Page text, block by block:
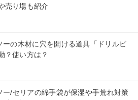
売り場も紹介
ーの木材に穴を開ける道具「ドリルビ
？使い方は？
ー/セリアの綿手袋が保湿や手荒れ対策